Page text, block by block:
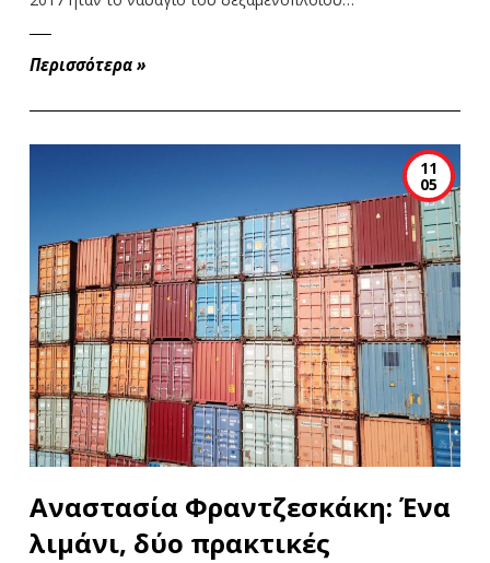
Περισσότερα »
11
05
Αναστασία Φραντζεσκάκη: Ένα
λιμάνι, δύο πρακτικές